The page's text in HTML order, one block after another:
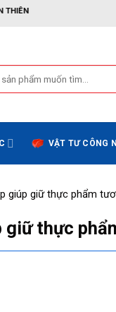
VẬT TƯ CÔNG
giúp giữ thực phẩm
giữ thực